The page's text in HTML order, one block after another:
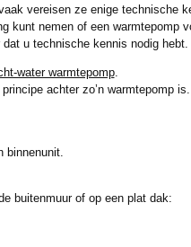
vereisen ze enige technische
kunt nemen of een warmtepomp
u technische kennis nodig hebt.
water warmtepomp.
achter zo’n warmtepomp
binnenunit.
buitenmuur of op een plat dak: